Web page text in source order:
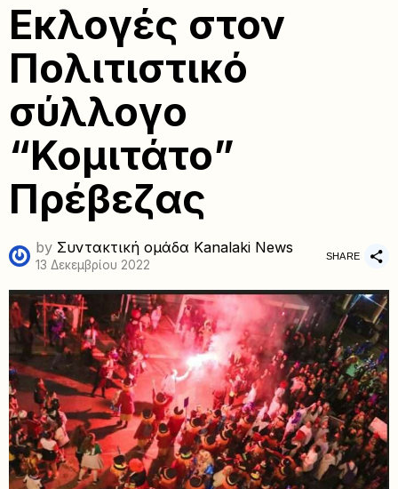
Εκλογές στον
Πολιτιστικό
σύλλογο
“Κομιτάτο”
Πρέβεζας
by Συντακτική ομάδα Kanalaki News
13 Δεκεμβρίου 2022
SHARE